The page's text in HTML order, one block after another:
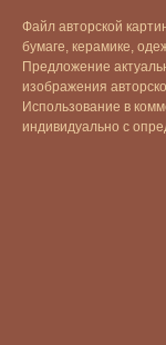
Файл авторской
бумаге, керамике,
Предложение
изображения
Использование в
индивидуально с